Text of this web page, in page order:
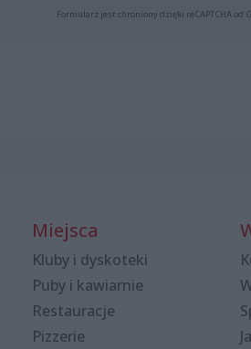
Formularz jest chroniony dzięki reCAPTCHA od
Miejsca
Kluby i dyskoteki
Puby i kawiarnie
Restauracje
Pizzerie